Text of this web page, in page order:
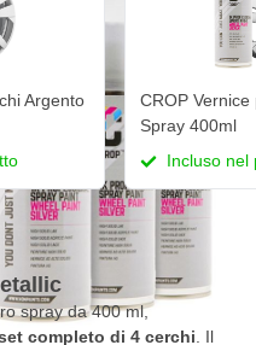
Argento
CROP
Spray 400ml
Incluso nel
spray da 400 ml,
completo di 4 cerchi . Il